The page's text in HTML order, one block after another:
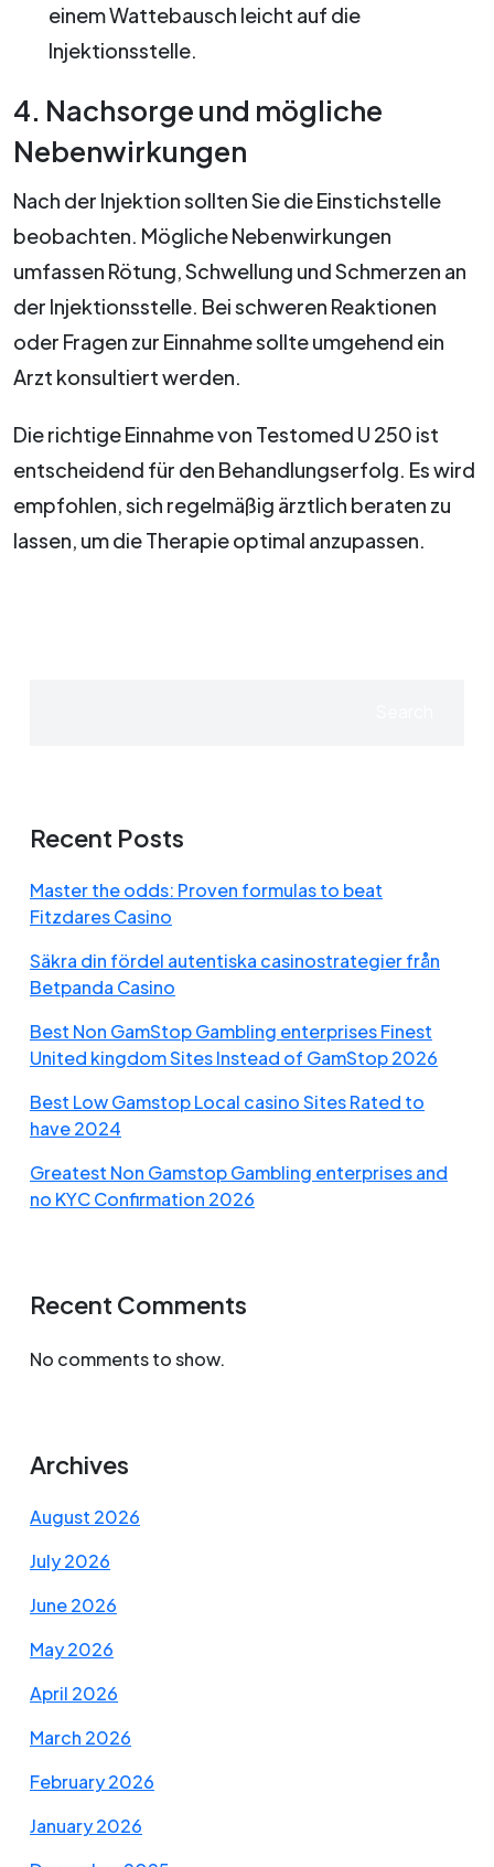
einem Wattebausch leicht auf die
Injektionsstelle.
4. Nachsorge und mögliche
Nebenwirkungen
Nach der Injektion sollten Sie die Einstichstelle
beobachten. Mögliche Nebenwirkungen
umfassen Rötung, Schwellung und Schmerzen an
der Injektionsstelle. Bei schweren Reaktionen
oder Fragen zur Einnahme sollte umgehend ein
Arzt konsultiert werden.
Die richtige Einnahme von Testomed U 250 ist
entscheidend für den Behandlungserfolg. Es wird
empfohlen, sich regelmäßig ärztlich beraten zu
lassen, um die Therapie optimal anzupassen.
Recent Posts
Master the odds: Proven formulas to beat
Fitzdares Casino
Säkra din fördel autentiska casinostrategier från
Betpanda Casino
Best Non GamStop Gambling enterprises Finest
United kingdom Sites Instead of GamStop 2026
Best Low Gamstop Local casino Sites Rated to
have 2024
Greatest Non Gamstop Gambling enterprises and
no KYC Confirmation 2026
Recent Comments
No comments to show.
Archives
August 2026
July 2026
June 2026
May 2026
April 2026
March 2026
February 2026
January 2026